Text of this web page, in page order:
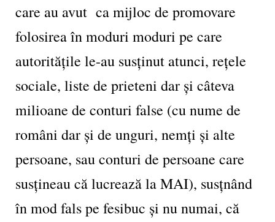
care au avut ca mijloc de promovare
folosirea în moduri moduri pe care
autoritățile le-au susținut atunci, rețele
sociale, liste de prieteni dar și câteva
milioane de conturi false (cu nume de
români dar și de unguri, nemți și alte
persoane, sau conturi de persoane care
susțineau că lucrează la MAI), susțnând
în mod fals pe fesibuc și nu numai, că